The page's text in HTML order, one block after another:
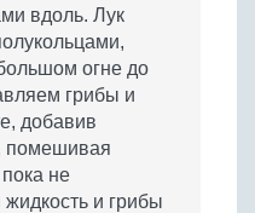
вдоль. Лук
огне до
грибы и
добавив
помешивая
не
и грибы